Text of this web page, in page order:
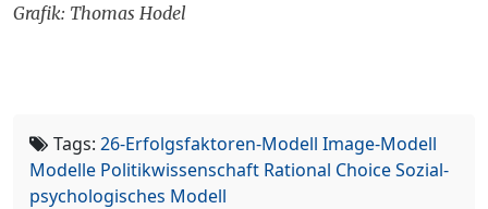
Grafik: Thomas Hodel
Tags: 26-Erfolgsfaktoren-Modell Image-Modell
Modelle Politikwissenschaft Rational ChoiceSozial-
psychologisches Modell